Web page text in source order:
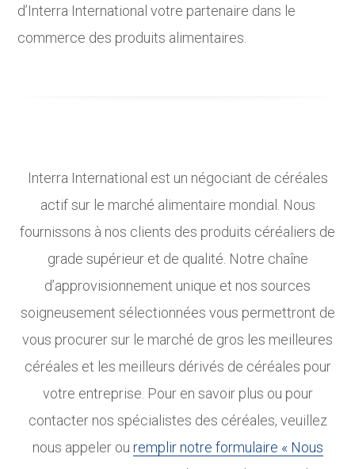
d’Interra International votre partenaire dans le
commerce des produits alimentaires.
Interra International est un négociant de céréales
actif sur le marché alimentaire mondial. Nous
fournissons à nos clients des produits céréaliers de
grade supérieur et de qualité. Notre chaîne
d’approvisionnement unique et nos sources
soigneusement sélectionnées vous permettront de
vous procurer sur le marché de gros les meilleures
céréales et les meilleurs dérivés de céréales pour
votre entreprise. Pour en savoir plus ou pour
contacter nos spécialistes des céréales, veuillez
nous appeler ou remplir notre formulaire « Nous